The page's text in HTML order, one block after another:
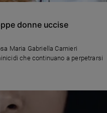
donne uccise
Maria Gabriella Carnieri
che continuano a perpetrarsi